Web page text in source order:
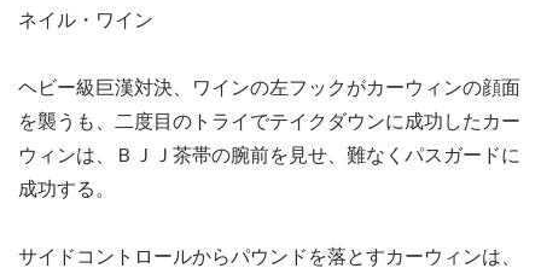
ネイル・ワイン
ヘビー級巨漢対決、ワインの左フックがカーウィンの顔面
を襲うも、二度目のトライでテイクダウンに成功したカー
ウィンは、ＢＪＪ茶帯の腕前を見せ、難なくパスガードに
成功する。
サイドコントロールからパウンドを落とすカーウィンは、